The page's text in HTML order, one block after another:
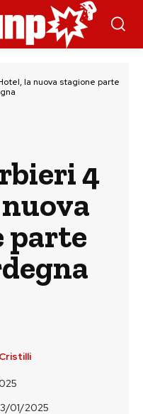
la nuova stagione parte
4
parte
01/2025